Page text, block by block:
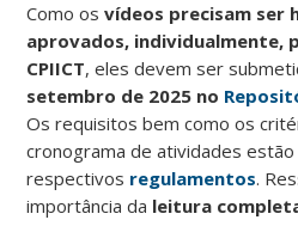
Como osvídeos precisam ser
aprovados, individualmente,
CPIICT, eles devem ser
setembro de 2025 no
Os requisitos bem como os
cronograma de atividades
respectivos regulamentos.
importância da leitura